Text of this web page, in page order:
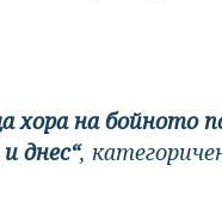
хора на бойното
днес“,